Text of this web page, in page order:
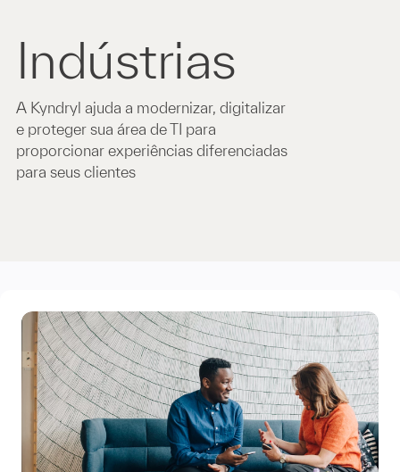
Indústrias
A Kyndryl ajuda a modernizar, digitalizar
e proteger sua área de TI para
proporcionar experiências diferenciadas
para seus clientes